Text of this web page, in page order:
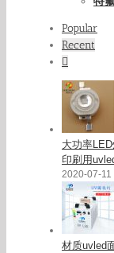
Popular
Recent
大功率
印刷用
2020-07-11
材质uvled